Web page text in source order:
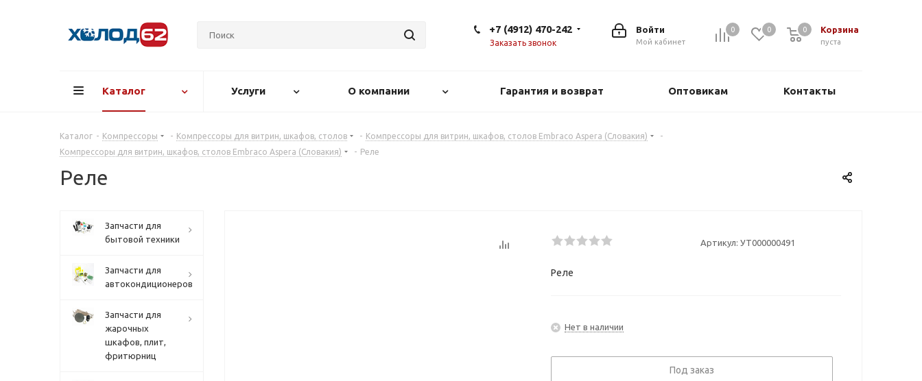
0 0 Корзина
0
пуста
0
Войти
Мой кабинет
+7 (4912) 470-242
Заказать звонок
Каталог Услуги О компании Гарантия и возврат Оптовикам Контакты
Каталог - Компрессоры - Компрессоры для витрин, шкафов, столов - Компрессоры для витрин, шкафов, столов Embraco Aspera (Словакия)
-
Компрессоры для витрин, шкафов, столов Embraco Aspera (Словакия)
- Реле
Реле
Артикул: УТ000000491
Реле
Нет в наличии
Под заказ
Запчасти для
бытовой техники
Запчасти для
автокондиционеров
Запчасти для
жарочных
шкафов, плит,
фритюрниц